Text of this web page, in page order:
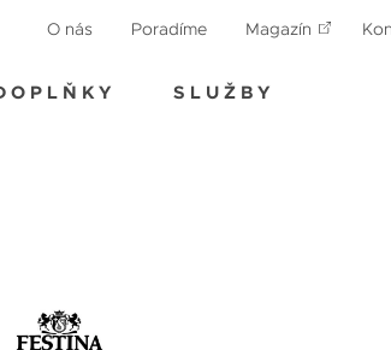
O nás Poradíme Magazín
SLUŽBY